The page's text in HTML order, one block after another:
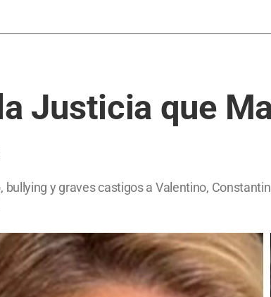
Justicia que
y graves castigos a Valentino,